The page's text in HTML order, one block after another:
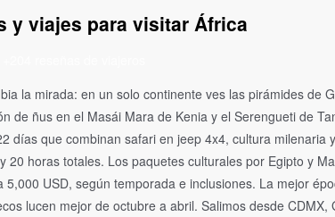
y viajes para visitar África
la mirada: en un solo continente ves las pirámides
de ñus en el Masái Mara de Kenia y el Serengueti de
días que combinan safari en jeep 4x4, cultura
20 horas totales. Los paquetes culturales por Egipto y
5,000 USD, según temporada e inclusiones. La mejor
lucen mejor de octubre a abril. Salimos desde